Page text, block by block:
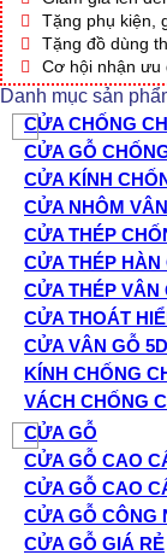
Tặng phụ kiện,
Tặng đồ dùng
Cơ hội nhận ưu
Danh mục sản
CỬA CHỐNG
CỬA GỖ
CỬA KÍNH
CỬA NHÔM
CỬA THÉP
CỬA THÉP HÀN
CỬA THÉP VÂN
CỬA THOÁT
CỬA VÂN GỖ 5D
KÍNH CHỐNG
VÁCH CHỐNG
CỬA GỖ
CỬA GỖ CAO
CỬA GỖ CAO
CỬA GỖ CÔNG
CỬA GỖ GIÁ RẺ